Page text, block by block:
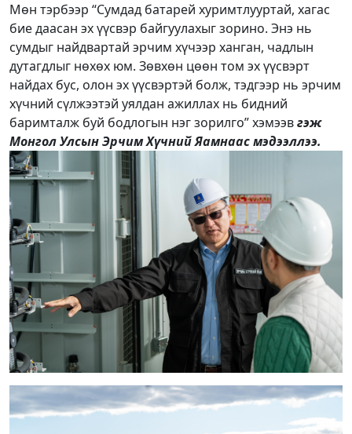
Мөн тэрбээр “Сумдад батарей хуримтлууртай, хагас
бие даасан эх үүсвэр байгуулахыг зорино. Энэ нь
сумдыг найдвартай эрчим хүчээр ханган, чадлын
дутагдлыг нөхөх юм. Зөвхөн цөөн том эх үүсвэрт
найдах бус, олон эх үүсвэртэй болж, тэдгээр нь эрчим
хүчний сүлжээтэй уялдан ажиллах нь бидний
баримталж буй бодлогын нэг зорилго” хэмээвгэж
Монгол Улсын Эрчим Хүчний Яамнаас мэдээллээ.